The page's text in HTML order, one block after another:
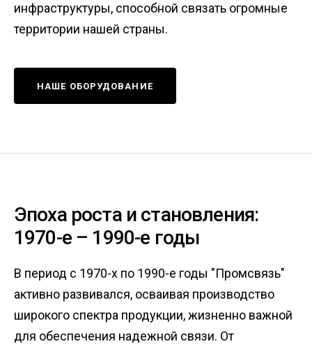
инфраструктуры, способной связать огромные
территории нашей страны.
НАШЕ ОБОРУДОВАНИЕ
Эпоха роста и становления:
1970-е – 1990-е годы
В период с 1970-х по 1990-е годы "Промсвязь"
активно развивался, осваивая производство
широкого спектра продукции, жизненно важной
для обеспечения надежной связи. От